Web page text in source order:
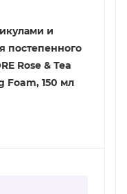
и
постепенного
Rose & Tea
Foam, 150 мл